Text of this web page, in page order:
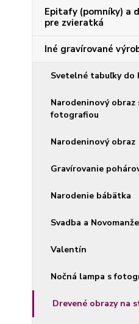
Epitafy (pomníky) a
pre zvieratká
Iné gravírované
Svetelné tabuľky do
Narodeninový obraz
fotografiou
Narodeninový obraz
Gravírovanie
Narodenie bábätka
Svadba a
Valentín
Nočná lampa s
Drevené obrazy na